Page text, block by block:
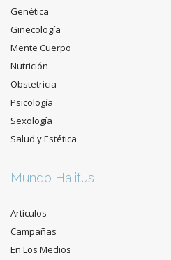
Genética
Ginecología
Mente Cuerpo
Nutrición
Obstetricia
Psicología
Sexología
Salud y Estética
Mundo Halitus
Artículos
Campañas
En Los Medios